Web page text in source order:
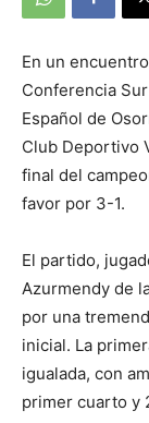
En un
Conferencia
Español de
Club Deportivo
final del
favor por 3-1.
El partido,
Azurmendy de
por una
inicial. La
igualada, con
primer cuarto y